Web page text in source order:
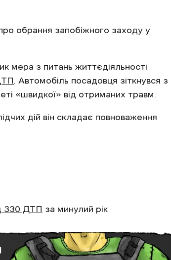
обрання запобіжного заходу у
мера з питань життєдіяльності
. Автомобіль посадовця зіткнувся з
«швидкої» від отриманих травм.
дій він складає повноваження
330 ДТП за минулий рік